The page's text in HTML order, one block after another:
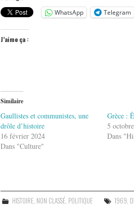
WhatsApp
Telegram
J’aime ça :
Similaire
Gaullistes et communistes, une
drôle d’histoire
16 février 2024
Dans "Culture"
Grèce :
5
Dans
HISTOIRE NON CLASSÉ POLITIQUE 1969